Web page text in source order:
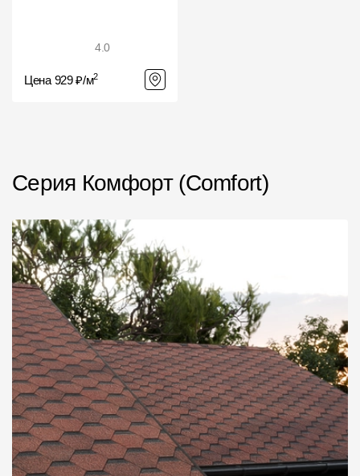
4.0
Цена 929 ₽/м2
Серия Комфорт (Comfort)